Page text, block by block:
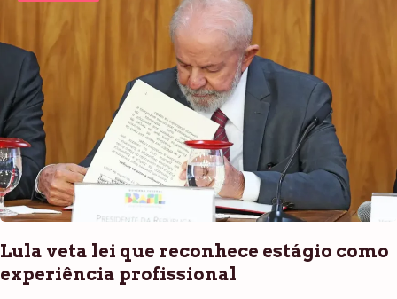
Lula veta lei que reconhece estágio como
experiência profissional